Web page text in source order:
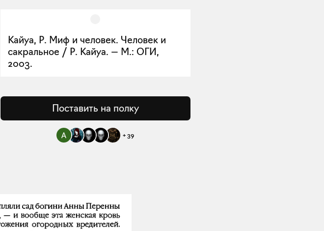
Кайуа, Р. Миф и человек. Человек и
сакральное / Р. Кайуа. — М.: ОГИ,
2003.
Поставить на полку
+39